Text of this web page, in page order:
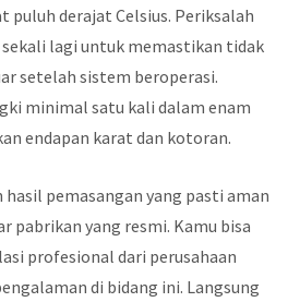
puluh derajat Celsius. Periksalah
lagi untuk memastikan tidak
setelah sistem beroperasi.
minimal satu kali dalam enam
endapan karat dan kotoran.
pemasangan yang pasti aman
pabrikan yang resmi. Kamu bisa
profesional dari perusahaan
di bidang ini. Langsung